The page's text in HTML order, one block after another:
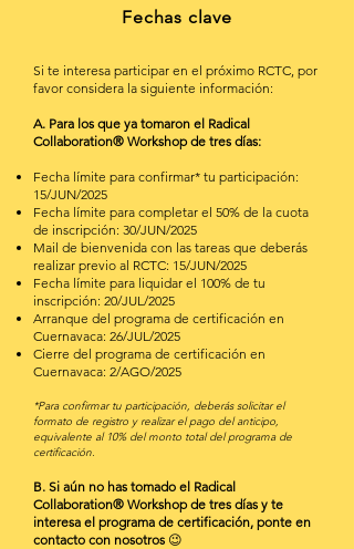
Fechas clave
Si te interesa participar en el próximo RCTC, por
favor considera la siguiente información:
A. Para los que ya tomaron el Radical
Collaboration® Workshop de tres días:
Fecha límite para confirmar* tu participación:
15/JUN/2025
Fecha límite para completar el 50% de la cuota
de inscripción: 30/JUN/2025
Mail de bienvenida con las tareas que deberás
realizar previo al RCTC: 15/JUN/2025
Fecha límite para liquidar el 100% de tu
inscripción: 20/JUL/2025
Arranque del programa de certificación en
Cuernavaca: 26/JUL/2025
Cierre del programa de certificación en
Cuernavaca: 2/AGO/2025
*Para confirmar tu participación, deberás solicitar el
formato de registro y realizar el pago del anticipo,
equivalente al 10% del monto total del programa de
certificación.
B. Si aún no has tomado el Radical
Collaboration® Workshop de tres días y te
interesa el programa de certificación, ponte en
contacto con nosotros 😉